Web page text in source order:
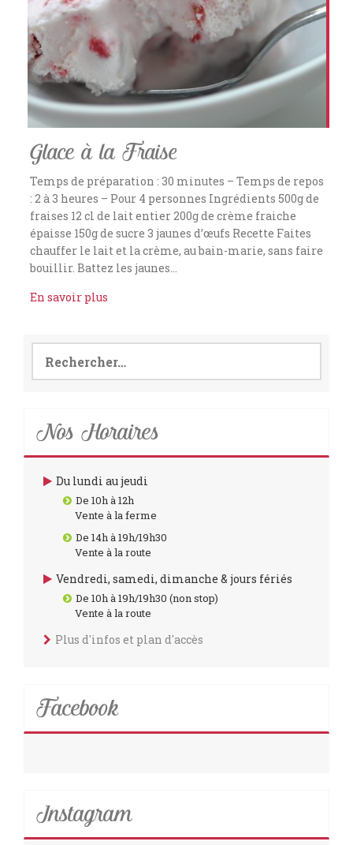
Glace à la Fraise
Temps de préparation : 30 minutes – Temps de repos
: 2 à 3 heures – Pour 4 personnes Ingrédients 500g de
fraises 12 cl de lait entier 200g de crème fraiche
épaisse 150g de sucre 3 jaunes d’œufs Recette Faites
chauffer le lait et la crème, au bain-marie, sans faire
bouillir. Battez les jaunes…
En savoir plus
Rechercher :
Nos Horaires
Du lundi au jeudi
De 10h à 12h
Vente à la ferme
De 14h à 19h/19h30
Vente à la route
Vendredi, samedi, dimanche & jours fériés
De 10h à 19h/19h30 (non stop)
Vente à la route
Plus d'infos et plan d'accès
Facebook
Instagram